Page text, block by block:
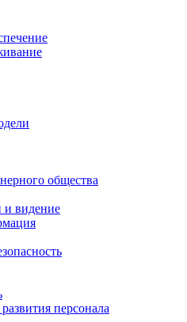
общества
и видение
персонала